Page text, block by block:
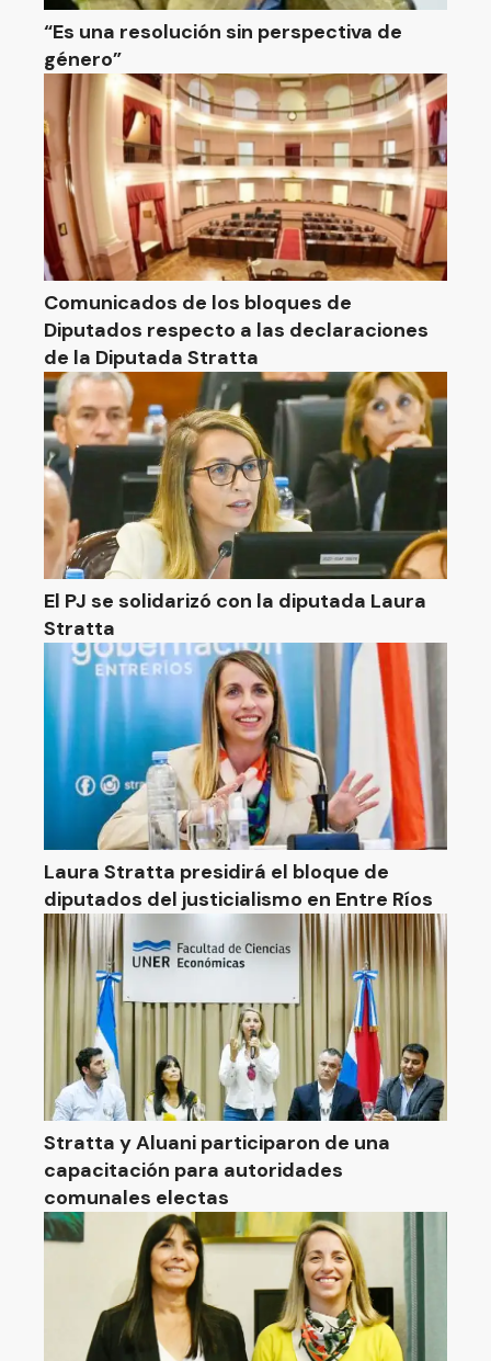
“Es una resolución sin perspectiva de
género”
Comunicados de los bloques de
Diputados respecto a las declaraciones
de la Diputada Stratta
El PJ se solidarizó con la diputada Laura
Stratta
Laura Stratta presidirá el bloque de
diputados del justicialismo en Entre Ríos
Stratta y Aluani participaron de una
capacitación para autoridades
comunales electas